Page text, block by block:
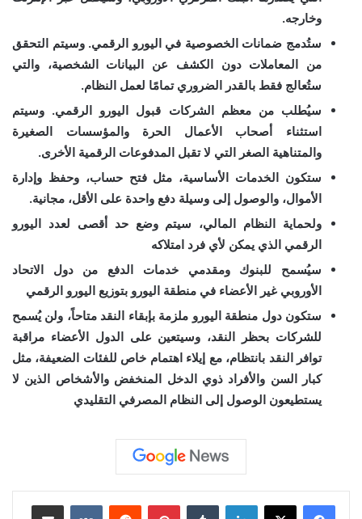
وخارجه.
ستُدمج ضمانات الخصوصية في اليورو الرقمي. وسيتم التحقق
من المعاملات دون الكشف عن البيانات الشخصية، والتي
ستُعالج فقط بالقدر الضروري تمامًا لعمل النظام.
سيُطلب من معظم الشركات قبول اليورو الرقمي. وسيتم
استثناء أصحاب الأعمال الحرة والمؤسسات الصغيرة
والمتناهية الصغر التي لا تقبل المدفوعات الرقمية الأخرى.
ستكون الخدمات الأساسية، مثل فتح حساب، وحفظ وإدارة
الأموال، والوصول إلى وسيلة دفع واحدة على الأقل، مجانية.
ولحماية النظام المالي، سيتم وضع حد أقصى لعدد اليورو
الرقمي الذي يمكن لأي فرد امتلاكه
سيُسمح للبنوك ومقدمي خدمات الدفع من دول الاتحاد
الأوروبي غير الأعضاء في منطقة اليورو بتوزيع اليورو الرقمي
ستكون دول منطقة اليورو ملزمة بإبقاء النقد متاحاً، ولن يُسمح
للشركات بحظر النقد، وسيتعين على الدول الأعضاء مراقبة
توافر النقد بانتظام، مع إيلاء اهتمام خاص للفئات الضعيفة، مثل
كبار السن والأفراد ذوي الدخل المنخفض والأشخاص الذين لا
يستطيعون الوصول إلى النظام المصرفي التقليدي
لينكدإن بينتيريست